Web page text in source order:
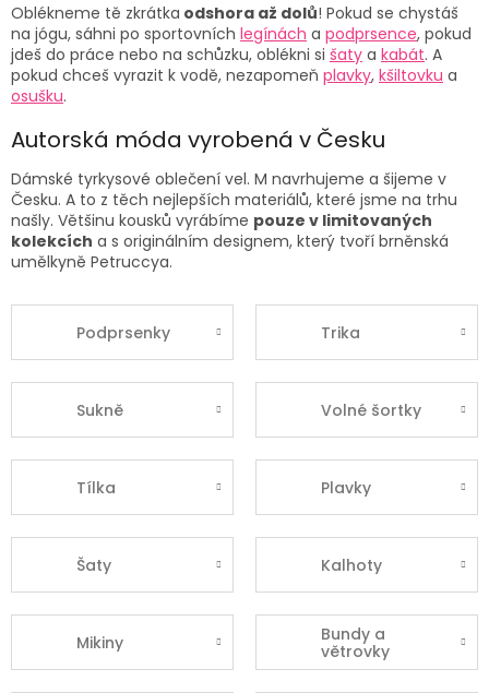
Oblékneme tě zkrátka odshora až dolů! Pokud se chystáš
na jógu, sáhni po sportovních legínách a podprsence, pokud
jdeš do práce nebo na schůzku, oblékni si šaty a kabát. A
pokud chceš vyrazit k vodě, nezapomeň plavky, kšiltovku a
osušku.
Autorská móda vyrobená v Česku
Dámské tyrkysové oblečení vel. M navrhujeme a šijeme v
Česku. A to z těch nejlepších materiálů, které jsme na trhu
našly. Většinu kousků vyrábíme pouze v limitovaných
kolekcích a s originálním designem, který tvoří brněnská
umělkyně Petruccya.
Podprsenky Trika
Sukně Volné šortky
Tílka Plavky
Šaty Kalhoty
Mikiny
Bundy a
větrovky